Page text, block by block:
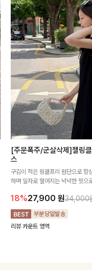
[주문폭주/군살삭제]젤링
스
구김이 적은 링클프리 원단으로 항
하며 일자로 떨어지는 넉넉한 핏으
18%27,900 원34,000
리뷰 카운트 영역